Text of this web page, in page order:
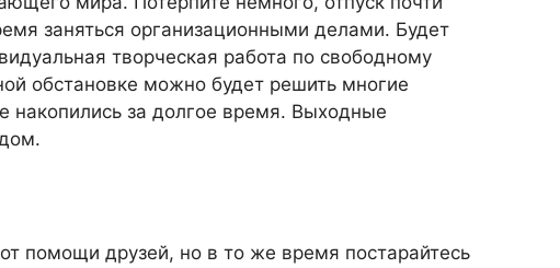
заняться организационными делами. Будет
творческая работа по свободному
обстановке можно будет решить многие
накопились за долгое время. Выходные
помощи друзей, но в то же время постарайтесь